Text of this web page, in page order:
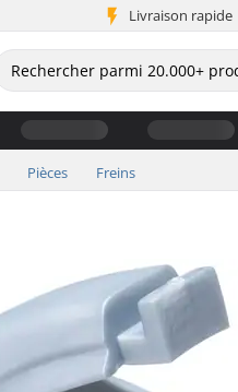
Livraison rapide
Pièces Freins